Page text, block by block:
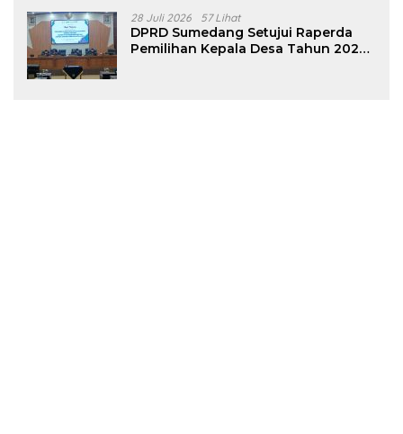
28 Juli 2026 57 Lihat
DPRD Sumedang Setujui Raperda
Pemilihan Kepala Desa Tahun 2026